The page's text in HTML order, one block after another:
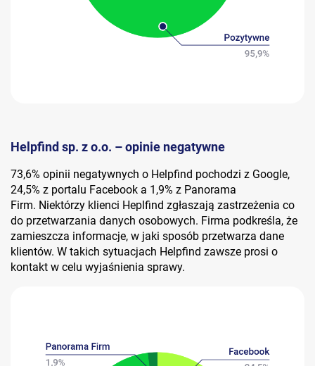
Helpfind sp. z o.o. – opinie negatywne
73,6% opinii negatywnych o Helpfind pochodzi z Google,
24,5% z portalu Facebook a 1,9% z Panorama
Firm. Niektórzy klienci Heplfind zgłaszają zastrzeżenia co
do przetwarzania danych osobowych. Firma podkreśla, że
zamieszcza informacje, w jaki sposób przetwarza dane
klientów. W takich sytuacjach Helpfind zawsze prosi o
kontakt w celu wyjaśnienia sprawy.